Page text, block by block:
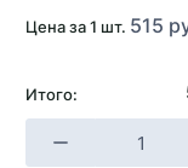
Цена за 1 шт. 515
Итого: